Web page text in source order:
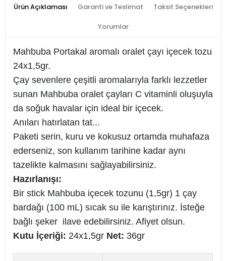
Ürün Açıklaması Garanti ve Teslimat Taksit Seçenekleri
Yorumlar
Mahbuba Portakal aromalı oralet çayı içecek tozu
24x1,5gr.
Çay sevenlere çeşitli aromalarıyla farklı lezzetler
sunan Mahbuba oralet çayları C vitaminli oluşuyla
da soğuk havalar için ideal bir içecek.
Anıları hatırlatan tat...
Paketi serin, kuru ve kokusuz ortamda muhafaza
ederseniz, son kullanım tarihine kadar aynı
tazelikte kalmasını sağlayabilirsiniz.
Hazırlanışı:
Bir stick Mahbuba içecek tozunu (1,5gr) 1 çay
bardağı (100 mL) sıcak su ile karıştırınız. İsteğe
bağlı şeker ilave edebilirsiniz. Afiyet olsun.
Kutu İçeriği: 24x1,5gr Net: 36gr